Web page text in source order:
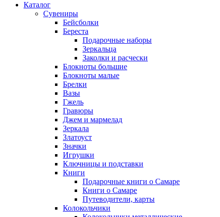
Каталог
Сувениры
Бейсболки
Береста
Подарочные наборы
Зеркальца
Заколки и расчески
Блокноты большие
Блокноты малые
Брелки
Вазы
Гжель
Гравюры
Джем и мармелад
Зеркала
Златоуст
Значки
Игрушки
Ключницы и подставки
Книги
Подарочные книги о Самаре
Книги о Самаре
Путеводители, карты
Колокольчики